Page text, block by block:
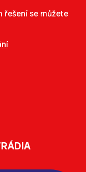
řešení se můžete